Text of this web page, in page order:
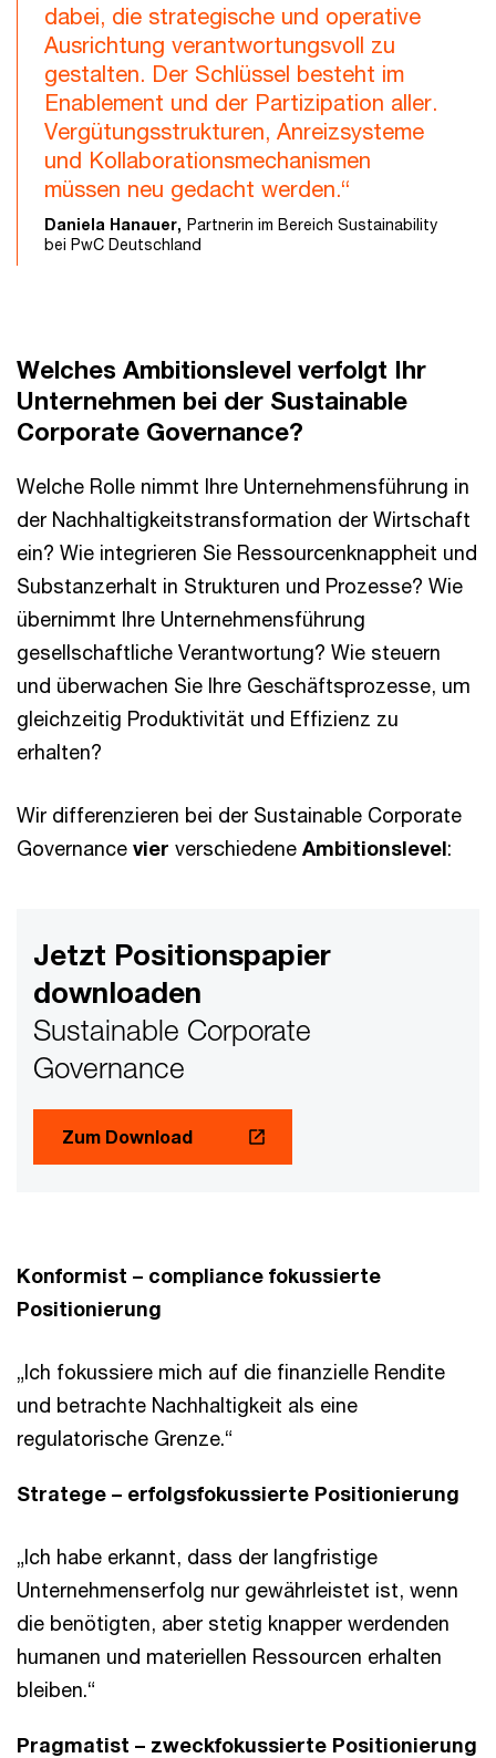
dabei, die strategische und operative
Ausrichtung verantwortungsvoll zu
gestalten. Der Schlüssel besteht im
Enablement und der Partizipation aller.
Vergütungsstrukturen, Anreizsysteme
und Kollaborationsmechanismen
müssen neu gedacht werden.“
Daniela Hanauer, Partnerin im Bereich Sustainability
bei PwC Deutschland
Welches Ambitionslevel verfolgt Ihr
Unternehmen bei der Sustainable
Corporate Governance?
Welche Rolle nimmt Ihre Unternehmensführung in
der Nachhaltigkeitstransformation der Wirtschaft
ein? Wie integrieren Sie Ressourcenknappheit und
Substanzerhalt in Strukturen und Prozesse? Wie
übernimmt Ihre Unternehmensführung
gesellschaftliche Verantwortung? Wie steuern
und überwachen Sie Ihre Geschäftsprozesse, um
gleichzeitig Produktivität und Effizienz zu
erhalten?
Wir differenzieren bei der Sustainable Corporate
Governance vier verschiedene Ambitionslevel:
Jetzt Positionspapier
downloaden
Sustainable Corporate
Governance
Zum Download
Konformist – compliance fokussierte
Positionierung
„Ich fokussiere mich auf die finanzielle Rendite
und betrachte Nachhaltigkeit als eine
regulatorische Grenze.“
Stratege – erfolgsfokussierte Positionierung
„Ich habe erkannt, dass der langfristige
Unternehmenserfolg nur gewährleistet ist, wenn
die benötigten, aber stetig knapper werdenden
humanen und materiellen Ressourcen erhalten
bleiben.“
Pragmatist – zweckfokussierte Positionierung